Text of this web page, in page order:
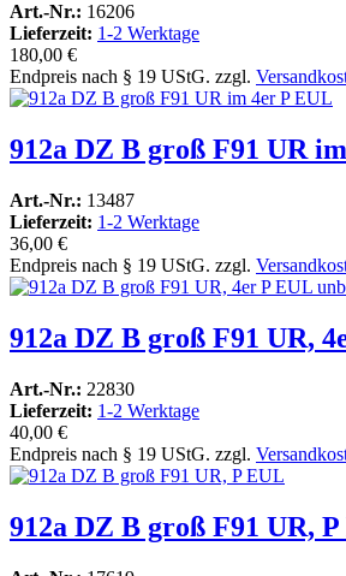
Art.-Nr.: 16206
Lieferzeit: 1-2 Werktage
180,00 €
Endpreis nach § 19 UStG. zzgl.
912a DZ B groß F91 UR
Art.-Nr.: 13487
Lieferzeit: 1-2 Werktage
36,00 €
Endpreis nach § 19 UStG. zzgl.
912a DZ B groß F91 UR,
Art.-Nr.: 22830
Lieferzeit: 1-2 Werktage
40,00 €
Endpreis nach § 19 UStG. zzgl.
912a DZ B groß F91 UR,